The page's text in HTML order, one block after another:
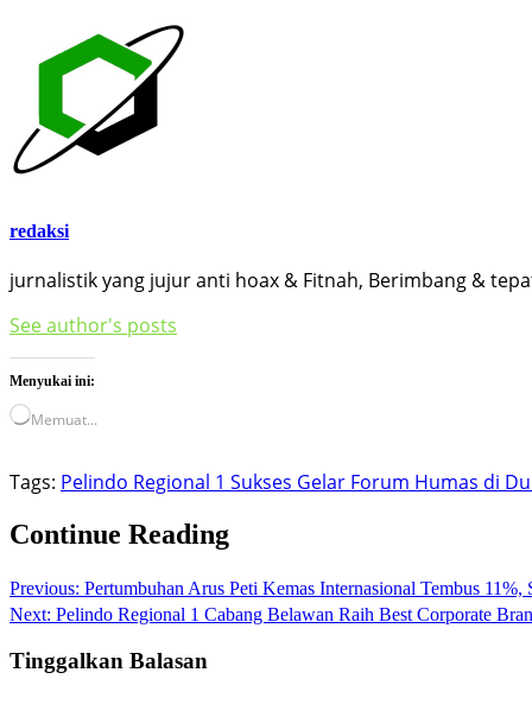
redaksi
jurnalistik yang jujur anti hoax & Fitnah, Berimbang &
See author's posts
Menyukai ini:
Memuat...
Tags: Pelindo Regional 1 Sukses Gelar Forum Humas di
Continue Reading
Previous: Pertumbuhan Arus Peti Kemas Internasional Tembus
Next: Pelindo Regional 1 Cabang Belawan Raih Best Corporate
Tinggalkan Balasan